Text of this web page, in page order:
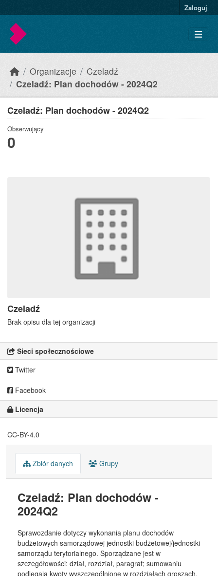
Zaloguj
Organizacje
Czeladź
Czeladź: Plan dochodów - 2024Q2
Czeladź: Plan dochodów - 2024Q2
Obserwujący
0
Czeladź
Brak opisu dla tej organizacji
Sieci społecznościowe
Twitter
Facebook
Licencja
CC-BY-4.0
Zbiór danych Grupy
Czeladź: Plan dochodów -
2024Q2
Sprawozdanie dotyczy wykonania planu dochodów
budżetowych samorządowej jednostki budżetowej/jednostki
samorządu terytorialnego. Sporządzane jest w
szczegółowości: dział, rozdział, paragraf; sumowaniu
podlegają kwoty wyszczególnione w rozdziałach groszach,